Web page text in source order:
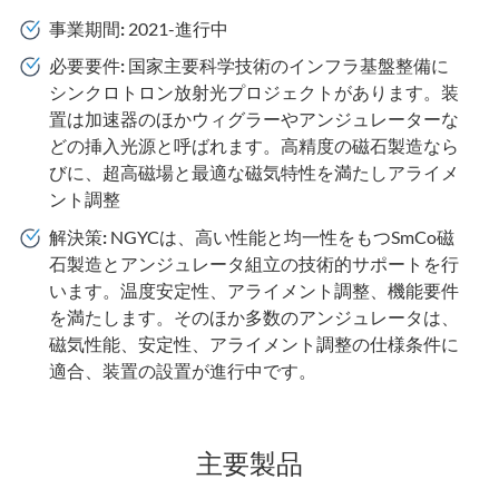
事業期間: 2021-進行中
必要要件: 国家主要科学技術のインフラ基盤整備に
シンクロトロン放射光プロジェクトがあります。装
置は加速器のほかウィグラーやアンジュレーターな
どの挿入光源と呼ばれます。高精度の磁石製造なら
びに、超高磁場と最適な磁気特性を満たしアライメ
ント調整
解決策: NGYCは、高い性能と均一性をもつSmCo磁
石製造とアンジュレータ組立の技術的サポートを行
います。温度安定性、アライメント調整、機能要件
を満たします。そのほか多数のアンジュレータは、
磁気性能、安定性、アライメント調整の仕様条件に
適合、装置の設置が進行中です。
主要製品